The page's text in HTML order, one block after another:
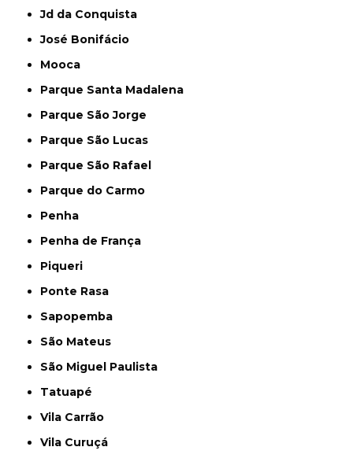
Jd da Conquista
José Bonifácio
Mooca
Parque Santa Madalena
Parque São Jorge
Parque São Lucas
Parque São Rafael
Parque do Carmo
Penha
Penha de França
Piqueri
Ponte Rasa
Sapopemba
São Mateus
São Miguel Paulista
Tatuapé
Vila Carrão
Vila Curuçá